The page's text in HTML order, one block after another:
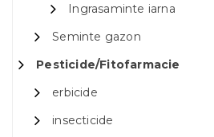
Ingrasaminte iarna
Seminte gazon
Pesticide/Fitofarmacie
erbicide
insecticide